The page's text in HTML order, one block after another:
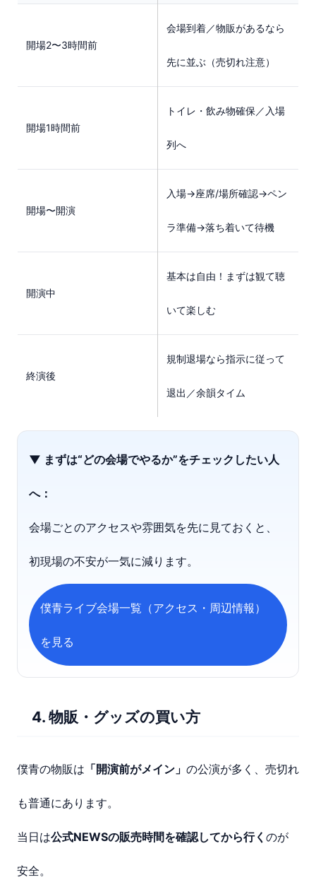
開場2〜3時間前
会場到着／物販があるなら
先に並ぶ（売切れ注意）
開場1時間前
トイレ・飲み物確保／入場
列へ
開場〜開演
入場→座席/場所確認→ペン
ラ準備→落ち着いて待機
開演中
基本は自由！まずは観て聴
いて楽しむ
終演後
規制退場なら指示に従って
退出／余韻タイム
▼ まずは“どの会場でやるか”をチェックしたい人
へ：
会場ごとのアクセスや雰囲気を先に見ておくと、
初現場の不安が一気に減ります。
僕青ライブ会場一覧（アクセス・周辺情報）
を見る
4. 物販・グッズの買い方
僕青の物販は 「開演前がメイン」 の公演が多く、売切れ
も普通にあります。
当日は公式NEWSの販売時間を確認してから行く のが
安全。